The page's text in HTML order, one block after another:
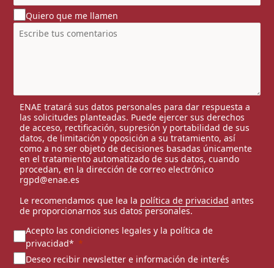
Quiero que me llamen
ENAE tratará sus datos personales para dar respuesta a
las solicitudes planteadas. Puede ejercer sus derechos
de acceso, rectificación, supresión y portabilidad de sus
datos, de limitación y oposición a su tratamiento, así
como a no ser objeto de decisiones basadas únicamente
en el tratamiento automatizado de sus datos, cuando
procedan, en la dirección de correo electrónico
rgpd@enae.es
Le recomendamos que lea la política de privacidad antes
de proporcionarnos sus datos personales.
Acepto las condiciones legales y la política de
privacidad*
Deseo recibir newsletter e información de interés